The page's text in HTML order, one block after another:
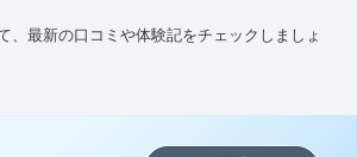
、最新の口コミや体験記をチェックしましょ